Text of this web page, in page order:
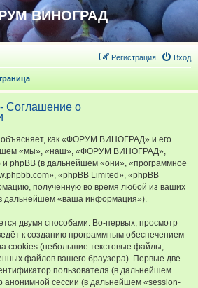
ВИНОГРАД
Вход
Регистрация
о
как «ФОРУМ ВИНОГРАД» и его
«мы», «наш», «ФОРУМ ВИНОГРАД»,
и phpBB (в дальнейшем «они», «программное
«phpBB Limited», «phpBB
полученную во время любой из ваших
дальнейшем «ваша информация»).
двумя способами. Во-первых, просмотр
к созданию программным обеспечением
cookies (небольшие текстовые файлы,
файлов вашего браузера). Первые две
пользователя (в дальнейшем
анонимной сессии (в дальнейшем «session-